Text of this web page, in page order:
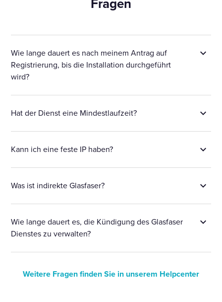
Fragen
Wie lange dauert es nach meinem Antrag auf
Registrierung, bis die Installation durchgeführt
wird?
Hat der Dienst eine Mindestlaufzeit?
Kann ich eine feste IP haben?
Was ist indirekte Glasfaser?
Wie lange dauert es, die Kündigung des Glasfaser
Dienstes zu verwalten?
Weitere Fragen finden Sie in unserem Helpcenter